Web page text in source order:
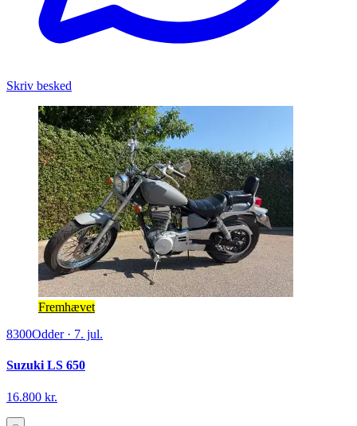
Skriv besked
Fremhævet
8300Odder· 7. jul.
Suzuki LS 650
16.800 kr.